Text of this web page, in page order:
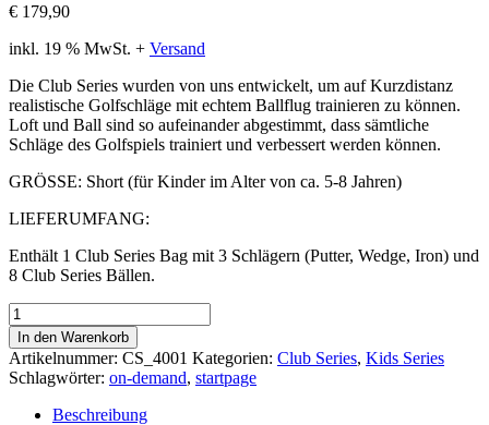
€ 179,90
inkl. 19 % MwSt. + Versand
Die Club Series wurden von uns entwickelt, um auf Kurzdistanz
realistische Golfschläge mit echtem Ballflug trainieren zu können.
Loft und Ball sind so aufeinander abgestimmt, dass sämtliche
Schläge des Golfspiels trainiert und verbessert werden können.
GRÖSSE: Short (für Kinder im Alter von ca. 5-8 Jahren)
LIEFERUMFANG:
Enthält 1 Club Series Bag mit 3 Schlägern (Putter, Wedge, Iron) und
8 Club Series Bällen.
Club
Series
"Kids
Into
Golf"
In den Warenkorb
Artikelnummer: CS_4001 Kategorien: Club Series, Kids Series
Schlagwörter: on-demand, startpage
Beschreibung